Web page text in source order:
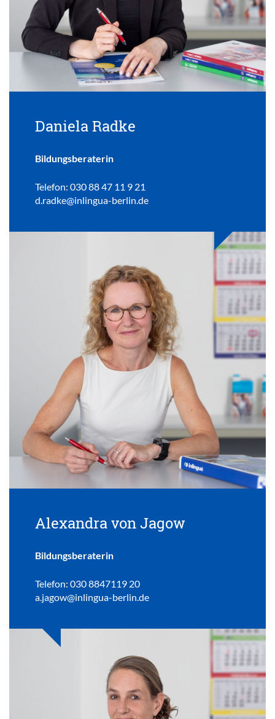
Daniela Radke
Bildungsberaterin
Telefon: 030 88 47 11 9 21
d.radke@inlingua-berlin.de
Alexandra von Jagow
Bildungsberaterin
Telefon: 030 8847119 20
a.jagow@inlingua-berlin.de